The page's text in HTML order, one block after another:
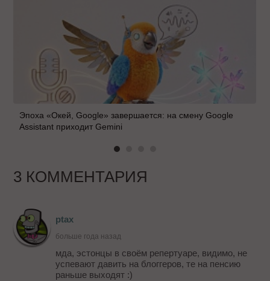
Эпоха «Окей, Google» завершается: на смену Google
Assistant приходит Gemini
3 КОММЕНТАРИЯ
ptax
больше года назад
мда, эстонцы в своём репертуаре, видимо, не
успевают давить на блоггеров, те на пенсию
раньше выходят :)